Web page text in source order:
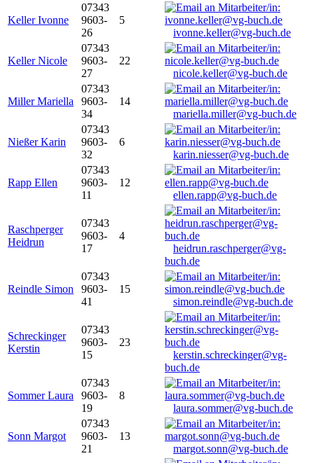
Keller Ivonne
07343
9603-
26
5
ivonne.keller@vg-buch.de
Keller Nicole
07343
9603-
27
22
nicole.keller@vg-buch.de
Miller Mariella
07343
9603-
34
14
mariella.miller@vg-buch.de
Nießer Karin
07343
9603-
32
6
karin.niesser@vg-buch.de
Rapp Ellen
07343
9603-
11
12
ellen.rapp@vg-buch.de
Raschperger
Heidrun
07343
9603-
17
4
heidrun.raschperger@vg-
buch.de
Reindle Simon
07343
9603-
41
15
simon.reindle@vg-buch.de
Schreckinger
Kerstin
07343
9603-
15
23
kerstin.schreckinger@vg-
buch.de
Sommer Laura
07343
9603-
19
8
laura.sommer@vg-buch.de
Sonn Margot
07343
9603-
21
13
margot.sonn@vg-buch.de